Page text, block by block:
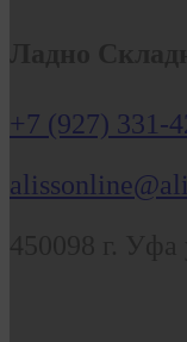
+7 (927) 331-